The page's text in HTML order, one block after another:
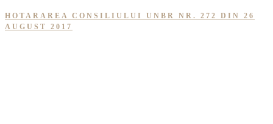
HOTARAREA CONSILIULUI UNBR NR. 272 DIN 26
AUGUST 2017